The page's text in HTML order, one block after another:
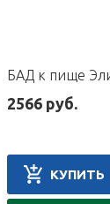
2566 руб.
КУПИТЬ